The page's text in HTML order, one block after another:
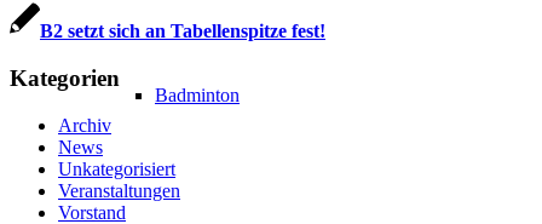
Badminton
B2 setzt sich an Tabellenspitze fest!
Kategorien
Archiv
News
Unkategorisiert
Veranstaltungen
Vorstand